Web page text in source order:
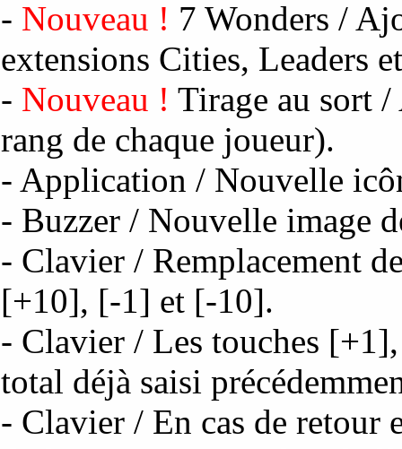
- Nouveau ! 7 Wonders /
extensions Cities, Leaders
- Nouveau ! Tirage au sort
rang de chaque joueur).
- Application / Nouvelle
- Buzzer / Nouvelle image
- Clavier / Remplacement
[+10], [-1] et [-10].
- Clavier / Les touches
total déjà saisi
- Clavier / En cas de retour